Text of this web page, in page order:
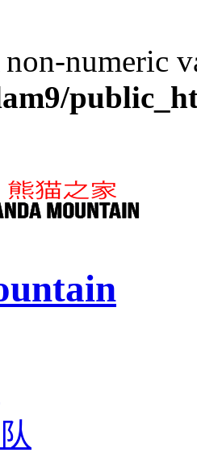
non-numeric